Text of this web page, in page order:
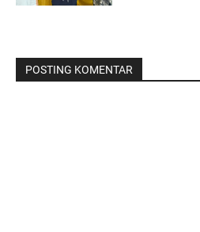
POSTING KOMENTAR